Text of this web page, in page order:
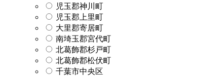
児玉郡神川町
児玉郡上里町
大里郡寄居町
南埼玉郡宮代町
北葛飾郡杉戸町
北葛飾郡松伏町
千葉市中央区